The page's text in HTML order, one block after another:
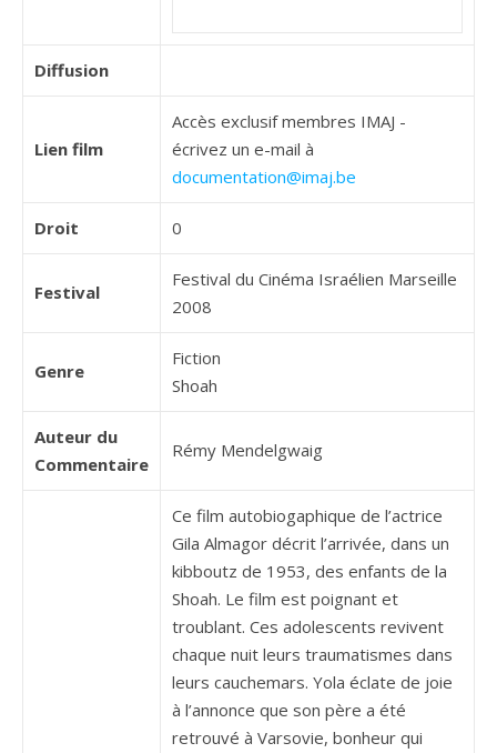
Diffusion
Lien film
Accès exclusif membres IMAJ -
écrivez un e-mail à
documentation@imaj.be
Droit 0
Festival
Festival du Cinéma Israélien Marseille
2008
Genre
Fiction
Shoah
Auteur du
Commentaire
Rémy Mendelgwaig
Ce film autobiogaphique de l’actrice
Gila Almagor décrit l’arrivée, dans un
kibboutz de 1953, des enfants de la
Shoah. Le film est poignant et
troublant. Ces adolescents revivent
chaque nuit leurs traumatismes dans
leurs cauchemars. Yola éclate de joie
à l’annonce que son père a été
retrouvé à Varsovie, bonheur qui